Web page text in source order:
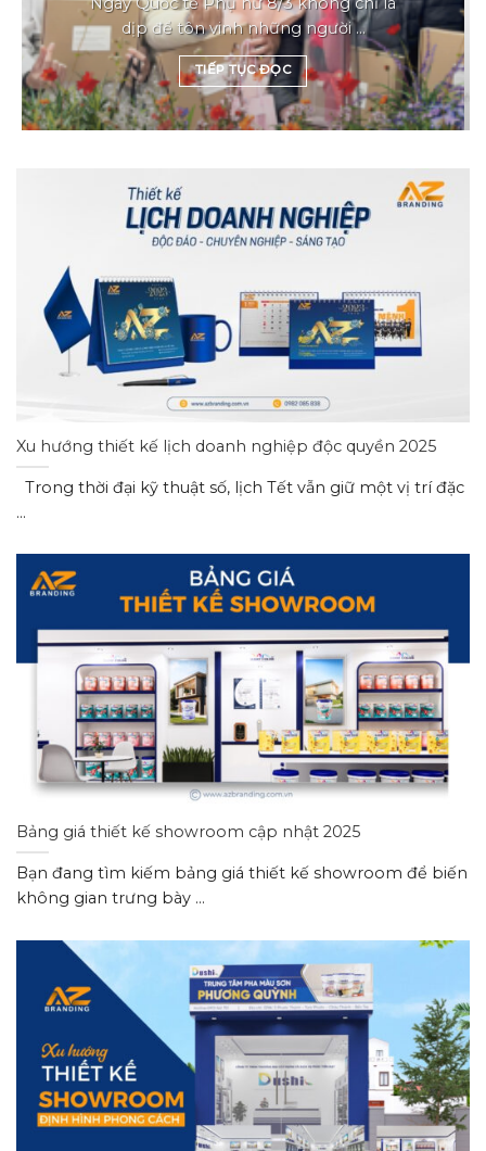
dịp để tôn vinh những người ...
TIẾP TỤC ĐỌC
Xu hướng thiết kế lịch doanh nghiệp độc quyền 2025
Trong thời đại kỹ thuật số, lịch Tết vẫn giữ một vị trí đặc
...
Bảng giá thiết kế showroom cập nhật 2025
Bạn đang tìm kiếm bảng giá thiết kế showroom để biến
không gian trưng bày ...